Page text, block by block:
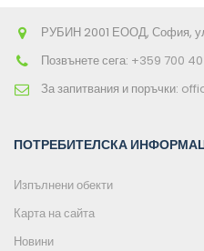
РУБИН 2001 ЕООД, София,
Позвънете сега: +359 700
За запитвания и поръчки:
ПОТРЕБИТЕЛСКА
Изпълнени обекти
Карта на сайта
Новини